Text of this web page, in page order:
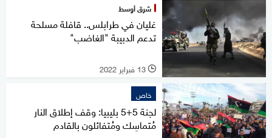
شرق أوسط
غليان في طرابلس.. قافلة مسلحة
تدعم الدبيبة "الغاضب"
l 13 فبراير 2022
خاص
لجنة 5+5 بليبيا: وقف إطلاق النار
مُتماسِك ومُتفائلون بالقادم